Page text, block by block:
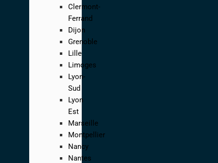
Clermont-
Ferrand
Dijon
Grenoble
Lille
Limoges
Lyon-
Sud
Lyon
Est
Marseille
Montpellier
Nancy
Nantes